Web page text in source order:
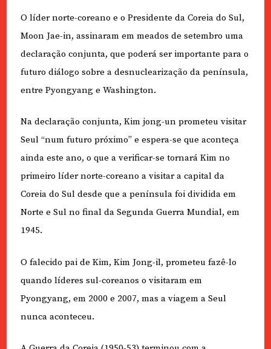
O líder norte-coreano e o Presidente da Coreia do Sul,
Moon Jae-in, assinaram em meados de setembro uma
declaração conjunta, que poderá ser importante para o
futuro diálogo sobre a desnuclearização da península,
entre Pyongyang e Washington.
Na declaração conjunta, Kim jong-un prometeu visitar
Seul “num futuro próximo” e espera-se que aconteça
ainda este ano, o que a verificar-se tornará Kim no
primeiro líder norte-coreano a visitar a capital da
Coreia do Sul desde que a península foi dividida em
Norte e Sul no final da Segunda Guerra Mundial, em
1945.
O falecido pai de Kim, Kim Jong-il, prometeu fazê-lo
quando líderes sul-coreanos o visitaram em
Pyongyang, em 2000 e 2007, mas a viagem a Seul
nunca aconteceu.